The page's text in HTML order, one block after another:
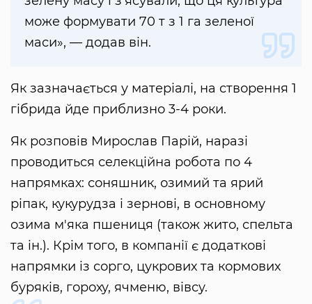
може формувати 70 т з 1 га зеленої
маси», — додав він.
Як зазначається у матеріалі, на створення 1
гібрида йде приблизно 3-4 роки.
Як розповів Мирослав Парій, наразі
проводиться селекційна робота по 4
напрямках: соняшник, озимий та ярий
ріпак, кукурудза і зернові, в основному
озима м'яка пшениця (також жито, спельта
та ін.). Крім того, в компанії є додаткові
напрямки із сорго, цукрових та кормових
буряків, гороху, ячменю, вівсу.